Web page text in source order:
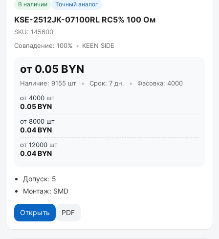
В наличии Точный аналог
KSE-2512JK-07100RL RC5% 100 Ом
SKU: 145600
Совпадение: 100% • KEEN SIDE
от 0.05 BYN
Наличие: 9155 шт • Срок: 7 дн. •
Фасовка: 4000
от 4000 шт
0.05 BYN
от 8000 шт
0.04 BYN
от 12000 шт
0.04 BYN
Допуск: 5
Монтаж: SMD
Открыть PDF